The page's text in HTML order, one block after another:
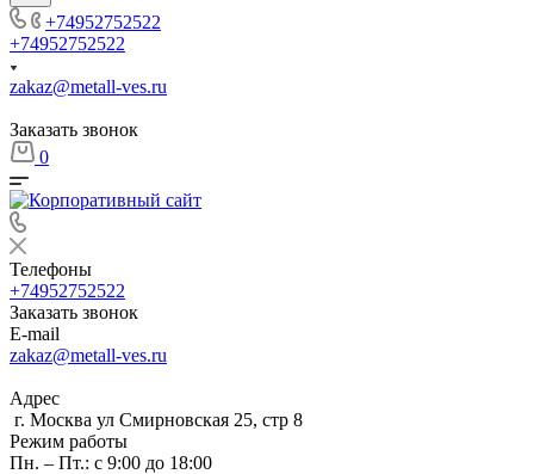
+74952752522
+74952752522
zakaz@metall-ves.ru
Заказать звонок
0
Телефоны
+74952752522
Заказать звонок
E-mail
zakaz@metall-ves.ru
Адрес
г. Москва ул Смирновская 25, стр 8
Режим работы
Пн. – Пт.: с 9:00 до 18:00